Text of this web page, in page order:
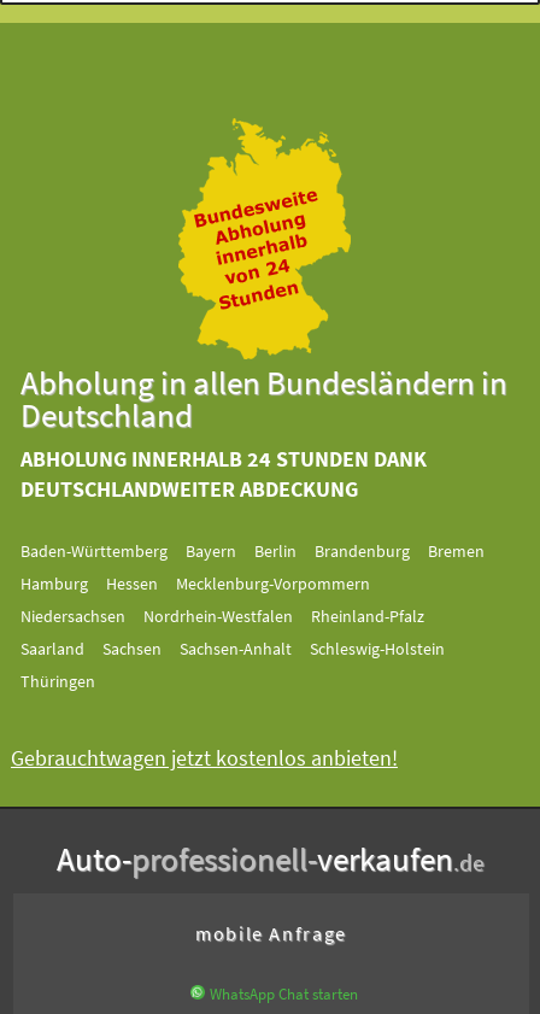
Abholung in allen Bundesländern in
Deutschland
ABHOLUNG INNERHALB 24 STUNDEN DANK
DEUTSCHLANDWEITER ABDECKUNG
Baden-Württemberg Bayern Berlin Brandenburg
Bremen
Hamburg
Hessen
Mecklenburg-Vorpommern
Niedersachsen
Nordrhein-Westfalen
Rheinland-Pfalz
Saarland
Sachsen Sachsen-Anhalt
Schleswig-Holstein
Thüringen
Gebrauchtwagen jetzt kostenlos anbieten!
Auto-professionell-verkaufen.de
mobile Anfrage
WhatsApp Chat starten